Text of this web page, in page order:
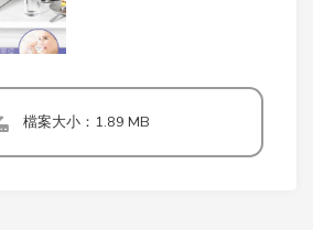
檔案大小：1.89 MB